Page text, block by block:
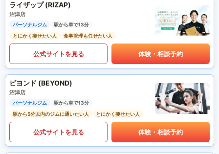
ライザップ (RIZAP)
沼津店
パーソナルジム
駅から車で13分
とにかく痩せたい人
食事管理も任せたい人
公式サイトを見る 体験・相談予約
ビヨンド (BEYOND)
沼津店
パーソナルジム
駅から車で13分
駅から5分以内のジムに通いたい人
とにかく痩せたい人
公式サイトを見る 体験・相談予約